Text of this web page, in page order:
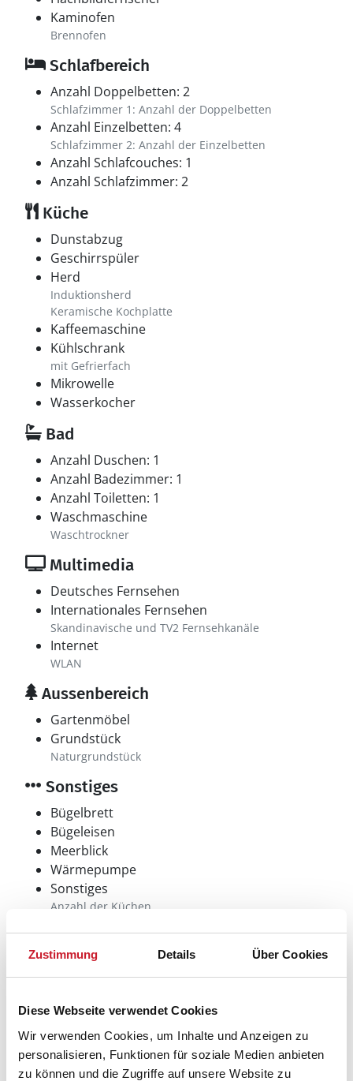
Zustimmung Details Über Cookies
Diese Webseite verwendet Cookies
Wir verwenden Cookies, um Inhalte und Anzeigen zu
personalisieren, Funktionen für soziale Medien anbieten
zu können und die Zugriffe auf unsere Website zu
Kaminofen
Brennofen
Schlafbereich
Anzahl Doppelbetten: 2
Schlafzimmer 1: Anzahl der Doppelbetten
Anzahl Einzelbetten: 4
Schlafzimmer 2: Anzahl der Einzelbetten
Anzahl Schlafcouches: 1
Anzahl Schlafzimmer: 2
Küche
Dunstabzug
Geschirrspüler
Herd
Induktionsherd
Keramische Kochplatte
Kaffeemaschine
Kühlschrank
mit Gefrierfach
Mikrowelle
Wasserkocher
Bad
Anzahl Duschen: 1
Anzahl Badezimmer: 1
Anzahl Toiletten: 1
Waschmaschine
Waschtrockner
Multimedia
Deutsches Fernsehen
Internationales Fernsehen
Skandinavische und TV2 Fernsehkanäle
Internet
WLAN
Aussenbereich
Gartenmöbel
Grundstück
Naturgrundstück
Sonstiges
Bügelbrett
Bügeleisen
Meerblick
Wärmepumpe
Sonstiges
Anzahl der Küchen
Toaster
Neben- und Verbrauchskosten
Die aktuellen Verbrauchskosten finden Sie im
nächsten Schritt im Buchungsformular.